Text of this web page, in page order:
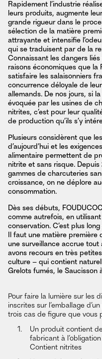
Rapidement l’industrie
leurs produits, augmente
grande rigueur dans le
sélection de la matière
attrayante et intensifie
qui se traduisent par de la
Connaissant les dangers
raisons économiques que la
satisfaire les salaisonniers
concurrence déloyale de
allemands. De nos jours, si
évoquée par les usines de
nitrites, c’est pour leur
de production qu’ils s’y
Plusieurs considèrent que
d’aujourd’hui et les
alimentaire permettent de
nitrite et sans risque.
gammes de charcuteries
croissance, on ne déplore
consommation.
Dès ses débuts,
comme autrefois, en
conservation. C’est plus
Il faut une matière
une surveillance accrue tout
avons recours en très
culture – qui contient
Grelots fumés, le Saucisson
Pour faire la lumière sur les
inscrites sur l’emballage
trois cas de figure que vous
Un produit contient
fabricant à l’obligation
Contient nitrites